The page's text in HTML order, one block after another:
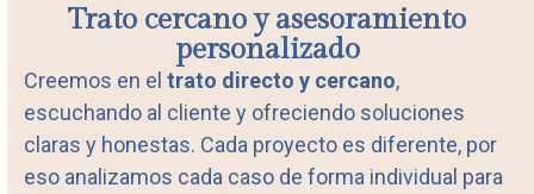
Trato cercano y asesoramiento
personalizado
Creemos en el trato directo y cercano,
escuchando al cliente y ofreciendo soluciones
claras y honestas. Cada proyecto es diferente, por
eso analizamos cada caso de forma individual para